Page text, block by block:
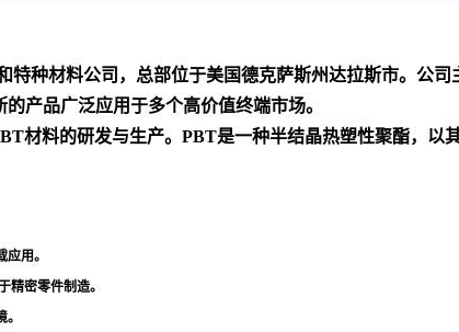
特种材料公司，总部位于美国德克萨斯州达拉斯市。公
产品广泛应用于多个高价值终端市场。
材料的研发与生产。PBT是一种半结晶热塑性聚酯，
应用。
精密零件制造。
。